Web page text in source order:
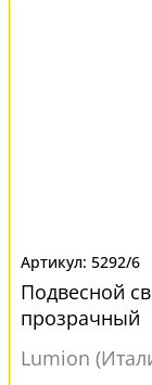
5292/6
Подвесной
прозрачный
Lumion